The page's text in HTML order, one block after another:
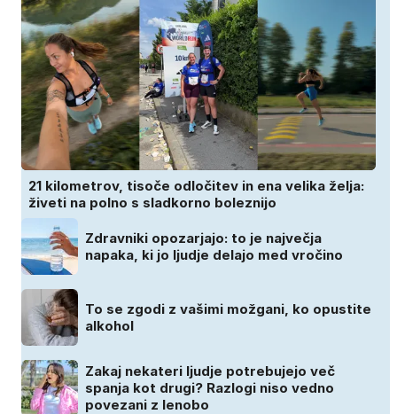
21 kilometrov, tisoče odločitev in ena velika želja:
živeti na polno s sladkorno boleznijo
Zdravniki opozarjajo: to je največja
napaka, ki jo ljudje delajo med vročino
To se zgodi z vašimi možgani, ko opustite
alkohol
Zakaj nekateri ljudje potrebujejo več
spanja kot drugi? Razlogi niso vedno
povezani z lenobo